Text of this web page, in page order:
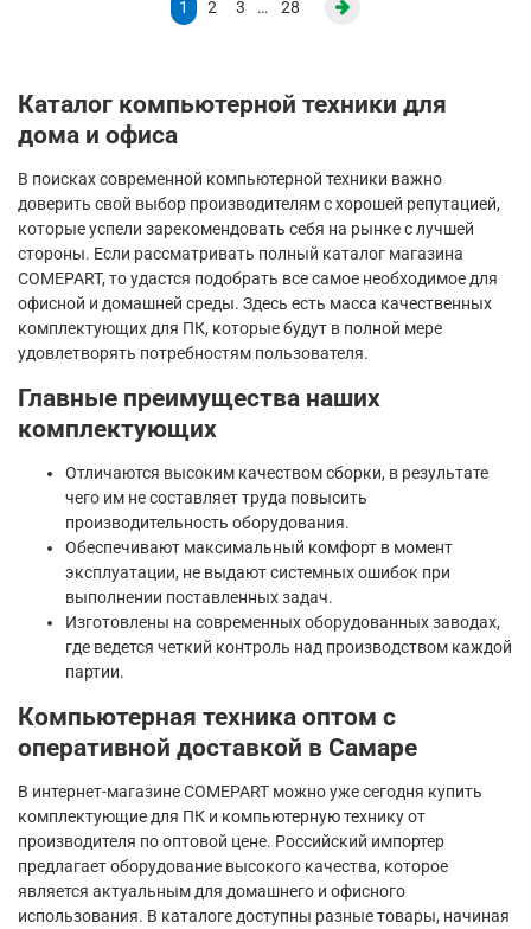
1 2 3 … 28
Каталог компьютерной техники для
дома и офиса
В поисках современной компьютерной техники важно
доверить свой выбор производителям с хорошей репутацией,
которые успели зарекомендовать себя на рынке с лучшей
стороны. Если рассматривать полный каталог магазина
COMEPART, то удастся подобрать все самое необходимое для
офисной и домашней среды. Здесь есть масса качественных
комплектующих для ПК, которые будут в полной мере
удовлетворять потребностям пользователя.
Главные преимущества наших
комплектующих
Отличаются высоким качеством сборки, в результате
чего им не составляет труда повысить
производительность оборудования.
Обеспечивают максимальный комфорт в момент
эксплуатации, не выдают системных ошибок при
выполнении поставленных задач.
Изготовлены на современных оборудованных заводах,
где ведется четкий контроль над производством каждой
партии.
Компьютерная техника оптом с
оперативной доставкой в Самаре
В интернет-магазине COMEPART можно уже сегодня купить
комплектующие для ПК и компьютерную технику от
производителя по оптовой цене. Российский импортер
предлагает оборудование высокого качества, которое
является актуальным для домашнего и офисного
использования. В каталоге доступны разные товары, начиная